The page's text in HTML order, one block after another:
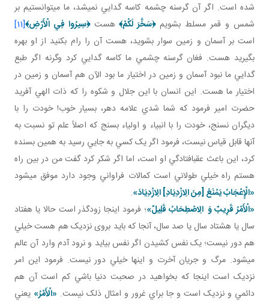
شده است. اگر آن گرسنه چشمه کاسه گدايي نمي شد، ما مي توانستيم بر
شمس و قمر مسلط بشويم﴿سَخَّرَ لَكُمْ﴾ هست﴿سِيرُوا فِي الْأَرْضِ﴾[11]
است بر آسمان و زمين سوار بشويد، هست آن را رام بکنيد از او بهره
بگيريد هست. فغان گرسنه چشمي ما کاسه گدايي کرد وگرنه اگر طبع
گدايي ما نبود آسمان و زمين در اختيار ما بود الآن هم آسمان و زمين در
اختيار ما هست. اين انسان با اين جلال و شکوه را که ذات الهي آفريد
حضرت امير فرمود که شما شدي علامه دهر، بسيار خوب! خودت را با
ديگران نسنج، خودت را با انبياء و اولياء بسنج که اصلاً علم تو نسبت به
آنها قابل قياس نيست، فرمود اگر يک کسي به جايي رسيد به همين بسنده
کرد، اين باعث عقب افتادگي او است، اما اگر شکر کرد گفت من در بين راه
هستم راه خيلي طولاني است کمالات فراواني وجود دارد موفق مي شود
«الْإِعْجَابُ يَمْنَعُ [مِنَ الِازْدِيَادِ] الِازْدِيَادَ».
«الْأَمْرُ قَرِيبٌ وَ الِاصْطِحَابُ قَلِيلٌ»؛ فرمود اينجا زودگذر است حالا يا هفتاد
سال يا هشتاد سال يا صد سال، آنجا که بايد بروی نزديک هم هست خيلي
هم دور نيست؛ يک نفس کشيدن اگر نفس بيايد و نرود آدم وارد آن عالم
مي شود. مرگ و جريان آخرت و اينها خيلي دور نيست. فرمود اين امر
نزديک است اينجا که بخواهيد در صحبت دنيا باشي کم است آن هم
دائمي و نزديک است و جا براي غرور و امثال ذلک نيست. «الْأَمْرُ» يعني